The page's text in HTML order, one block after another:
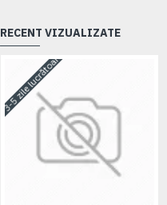
3-5 zile lucrătoare
RECENT VIZUALIZATE
3-5 zile lucrătoare